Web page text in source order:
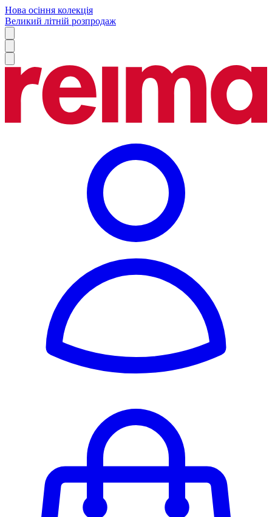
Нова осіння колекція
Великий літній розпродаж